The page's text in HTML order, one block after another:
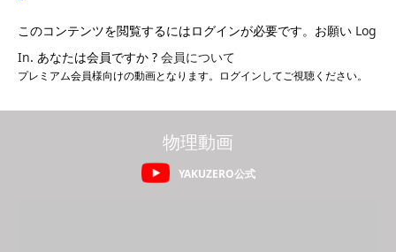
このコンテンツを閲覧するにはログインが必要です。お願い Log
In. あなたは会員ですか ? 会員について
プレミアム会員様向けの動画となります。ログインしてご視聴ください。
YAKUZERO公式
物理動画